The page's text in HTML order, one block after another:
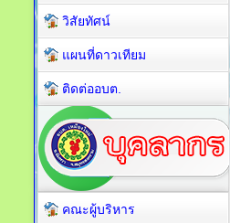
วิสัยทัศน์
แผนที่ดาวเทียม
ติดต่ออบต.
คณะผู้บริหาร